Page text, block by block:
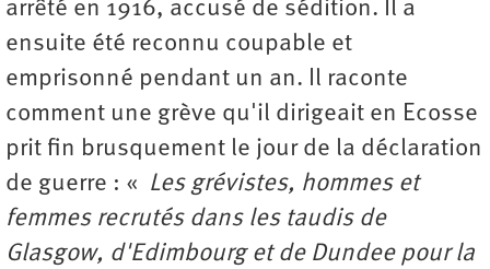
arrêté en 1916, accusé de sédition. Il a
ensuite été reconnu coupable et
emprisonné pendant un an. Il raconte
comment une grève qu'il dirigeait en Ecosse
prit fin brusquement le jour de la déclaration
de guerre : « Les grévistes, hommes et
femmes recrutés dans les taudis de
Glasgow, d'Edimbourg et de Dundee pour la